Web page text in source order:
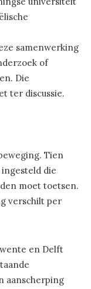
samenwerking
of
Die
ter discussie.
Tien
die
moet toetsen.
verschilt per
en Delft
aanscherping